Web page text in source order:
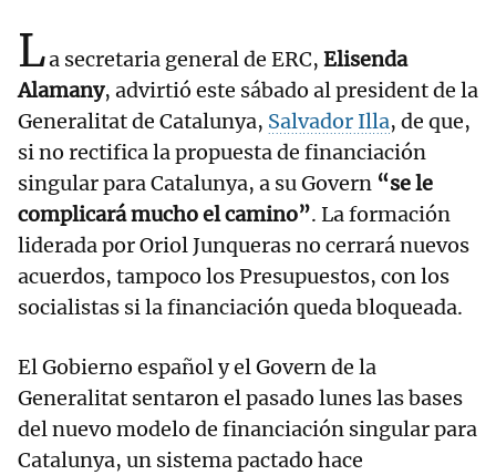
La secretaria general de ERC, Elisenda
Alamany, advirtió este sábado al president de la
Generalitat de Catalunya, Salvador Illa, de que,
si no rectifica la propuesta de financiación
singular para Catalunya, a su Govern “se le
complicará mucho el camino”. La formación
liderada por Oriol Junqueras no cerrará nuevos
acuerdos, tampoco los Presupuestos, con los
socialistas si la financiación queda bloqueada.
El Gobierno español y el Govern de la
Generalitat sentaron el pasado lunes las bases
del nuevo modelo de financiación singular para
Catalunya, un sistema pactado hace